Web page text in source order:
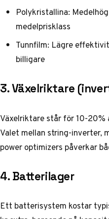
Polykristallina:
medelprisklass
Tunnfilm: Lägre
billigare
3. Växelriktare
Växelriktare står för 10-20%
Valet mellan string-inverter,
power optimizers påverkar
4. Batterilager
Ett batterisystem kostar